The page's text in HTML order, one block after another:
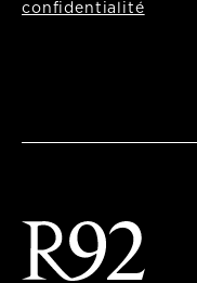
confidentialité